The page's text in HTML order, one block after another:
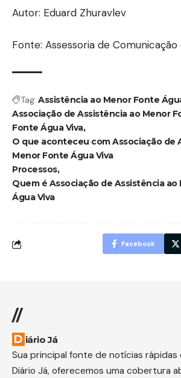
Autor: Eduard Zhuravlev
Fonte: Assessoria de
Tag: Assistência ao Menor Fonte
Associação de Assistência ao Menor
Fonte Água Viva
O que aconteceu com Associação de
Menor Fonte Água Viva
Processos
Quem é Associação de Assistência ao
Água Viva
Facebook
//
Diário Já
Sua principal fonte de notícias rápidas
Diário Já, oferecemos uma cobertura